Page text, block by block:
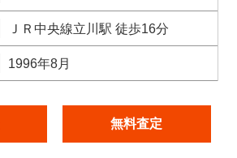
ＪＲ中央線立川駅 徒歩16分
1996年8月
無料査定